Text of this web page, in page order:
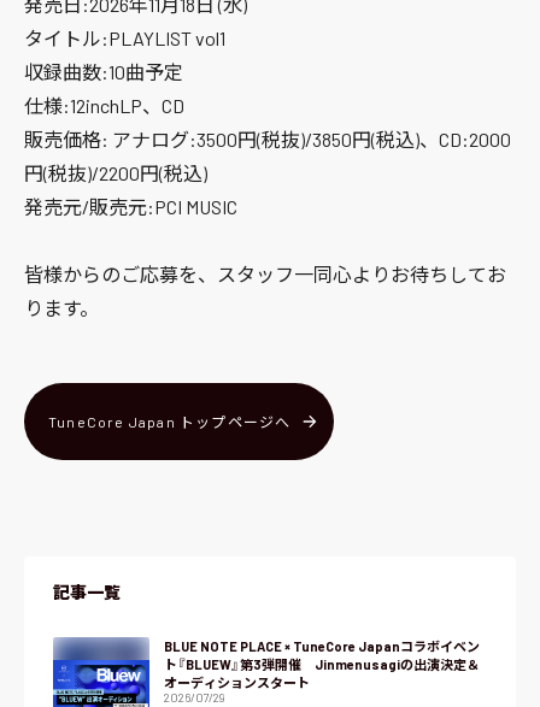
タイトル:PLAYLIST vol1
収録曲数:10曲予定
仕様:12inchLP、CD
販売価格: アナログ:3500円(税抜)/3850円(税込)、CD:2000
円(税抜)/2200円(税込)
発売元/販売元:PCI MUSIC
皆様からのご応募を、スタッフ一同心よりお待ちしてお
ります。
TuneCore Japan トップページへ
記事一覧
BLUE NOTE PLACE × TuneCore Japanコラボイベン
ト『BLUEW』第3弾開催 Jinmenusagiの出演決定＆
オーディションスタート
2026/07/29